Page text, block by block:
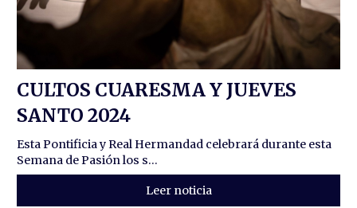
CULTOS CUARESMA Y JUEVES
SANTO 2024
Esta Pontificia y Real Hermandad celebrará durante esta
Semana de Pasión los s...
Leer noticia